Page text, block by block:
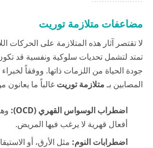
مضاعفات متلازمة توريت
لا تقتصر آثار هذه المتلازمة على الحركات
تمتد لتشمل تحديات سلوكية ونفسية قد تكون
جودة الحياة من اللزمات ذاتها. ووفقاً
المصابين بـمتلازمة توريت غالباً ما يعانون
اضطراب الوسواس القهري (OCD):
أفعال قهرية لا يرغب فيها المريض.
اضطرابات النوم: مثل الأرق، أو